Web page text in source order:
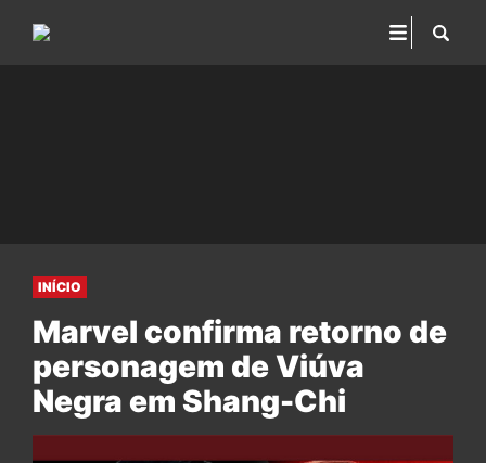
INÍCIO
Marvel confirma retorno de
personagem de Viúva
Negra em Shang-Chi